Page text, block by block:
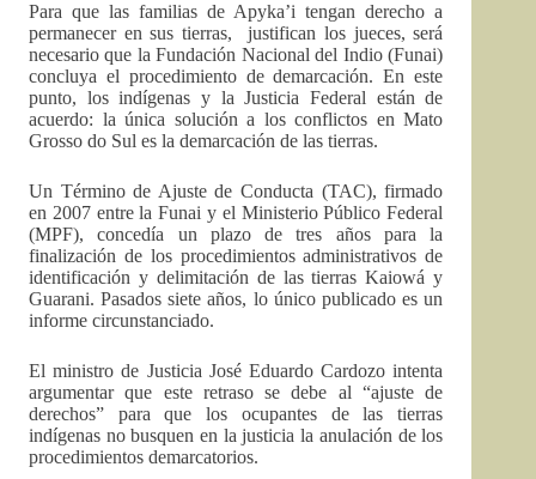
Para que las familias de Apyka’i tengan derecho a
permanecer en sus tierras, justifican los jueces, será
necesario que la Fundación Nacional del Indio (Funai)
concluya el procedimiento de demarcación. En este
punto, los indígenas y la Justicia Federal están de
acuerdo: la única solución a los conflictos en Mato
Grosso do Sul es la demarcación de las tierras.
Un Término de Ajuste de Conducta (TAC), firmado
en 2007 entre la Funai y el Ministerio Público Federal
(MPF), concedía un plazo de tres años para la
finalización de los procedimientos administrativos de
identificación y delimitación de las tierras Kaiowá y
Guarani. Pasados siete años, lo único publicado es un
informe circunstanciado.
El ministro de Justicia José Eduardo Cardozo intenta
argumentar que este retraso se debe al “ajuste de
derechos” para que los ocupantes de las tierras
indígenas no busquen en la justicia la anulación de los
procedimientos demarcatorios.